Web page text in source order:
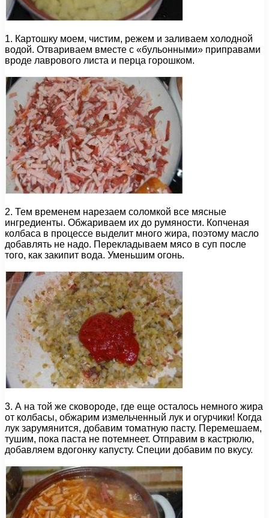
1. Картошку моем, чистим, режем и заливаем холодной
водой. Отвариваем вместе с «бульонными» приправами
вроде лаврового листа и перца горошком.
2. Тем временем нарезаем соломкой все мясные
ингредиенты. Обжариваем их до румяности. Копченая
колбаса в процессе выделит много жира, поэтому масло
добавлять не надо. Перекладываем мясо в суп после
того, как закипит вода. Уменьшим огонь.
3. А на той же сковороде, где еще осталось немного жира
от колбасы, обжарим измельченный лук и огурчики! Когда
лук зарумянится, добавим томатную пасту. Перемешаем,
тушим, пока паста не потемнеет. Отправим в кастрюлю,
добавляем вдогонку капусту. Специи добавим по вкусу.